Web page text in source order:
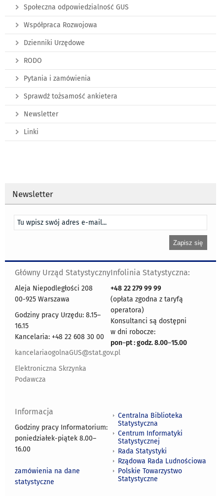
Społeczna odpowiedzialność GUS
Współpraca Rozwojowa
Dzienniki Urzędowe
RODO
Pytania i zamówienia
Sprawdź tożsamość ankietera
Newsletter
Linki
Newsletter
Główny Urząd Statystyczny
Aleja Niepodległości 208
00-925 Warszawa
Godziny pracy Urzędu: 8.15–
16.15
Kancelaria: +48 22 608 30 00
kancelariaogolnaGUS@stat.gov.pl
Elektroniczna Skrzynka
Podawcza
Infolinia Statystyczna:
+48 22 279 99 99
(opłata zgodna z taryfą
operatora)
Konsultanci są dostępni
w dni robocze:
pon–pt : godz. 8.00–15.00
Informacja
Godziny pracy Informatorium:
poniedziałek-piątek 8.00–
16.00
zamówienia na dane
statystyczne
Centralna Biblioteka
Statystyczna
Centrum Informatyki
Statystycznej
Rada Statystyki
Rządowa Rada Ludnościowa
Polskie Towarzystwo
Statystyczne